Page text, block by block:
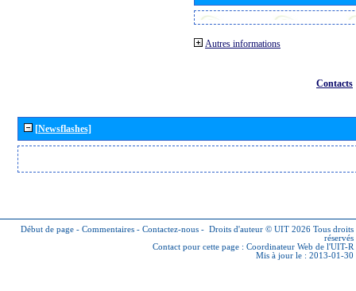
Autres informations
Contacts
[Newsflashes]
Début de page - Commentaires - Contactez-nous - Droits d'auteur © UIT 2026 Tous droits
réservés
Contact pour cette page : Coordinateur Web de l'UIT-R
Mis à jour le : 2013-01-30